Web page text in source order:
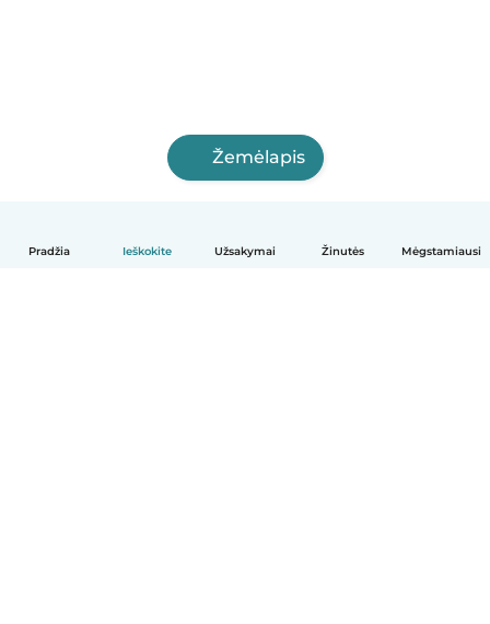
Pradžia Ieškokite Užsakymai Žinutės Mėgstamiausi
Žemėlapis